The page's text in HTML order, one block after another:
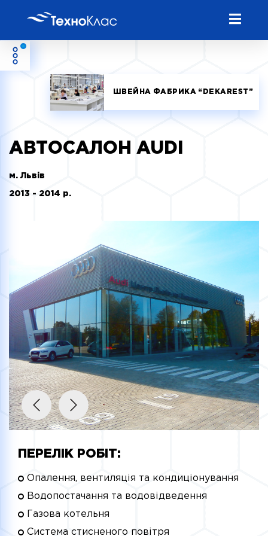
АВТОСАЛОН AUDI
м. Львів
2013 - 2014 р.
ШВЕЙНА ФАБРИКА “DEKAREST”
ПЕРЕЛІК РОБІТ:
Опалення, вентиляція та кондиціонування
Водопостачання та водовідведення
Газова котельня
Система стисненого повітря